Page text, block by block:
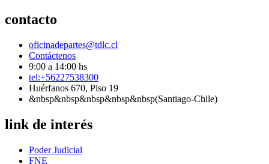
contacto
oficinadepartes@tdlc.cl
Contáctenos
9:00 a 14:00 hs
tel:+56227538300
Huérfanos 670, Piso 19
&nbsp&nbsp&nbsp&nbsp&nbsp(Santiago-Chile)
link de interés
Poder Judicial
FNE